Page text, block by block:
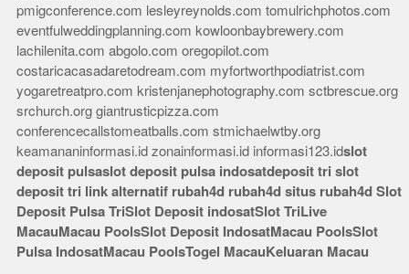
pmigconference.com lesleyreynolds.com tomulrichphotos.com
eventfulweddingplanning.com kowloonbaybrewery.com
lachilenita.com abgolo.com oregopilot.com
costaricacasadaretodream.com myfortworthpodiatrist.com
yogaretreatpro.com kristenjanephotography.com sctbrescue.org
srchurch.org giantrusticpizza.com
conferencecallstomeatballs.com stmichaelwtby.org
keamananinformasi.id zonainformasi.id informasi123.idslot
deposit pulsaslot deposit pulsa indosatdeposit tri slot
deposit tri link alternatif rubah4d rubah4d situs rubah4d Slot
Deposit Pulsa TriSlot Deposit indosatSlot TriLive
MacauMacau PoolsSlot Deposit IndosatMacau PoolsSlot
Pulsa IndosatMacau PoolsTogel MacauKeluaran Macau